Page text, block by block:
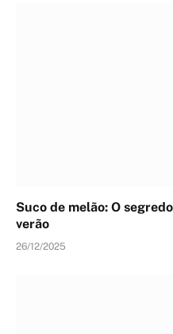
Suco de melão: O
verão
26/12/2025